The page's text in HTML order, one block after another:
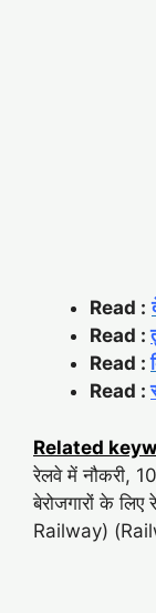
Read :
Read :
Read :
Read :
Related
रेलवे में नौकरी,
बेरोजगारों के
Railway)